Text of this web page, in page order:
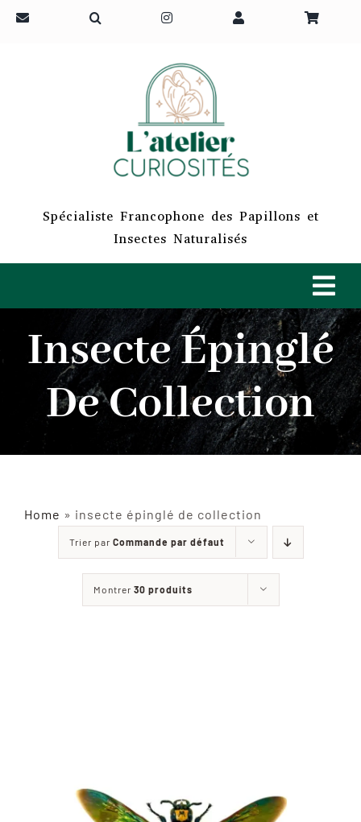
Passer
Spécialiste Francophone des Papillons et
Insectes Naturalisés
ACCUEIL
INSECTES NATURALISÉS
CURIOSITÉS
Insecte Épinglé
De Collection
Home » insecte épinglé de collection
Trier par Commande par défaut
Montrer 30 produits